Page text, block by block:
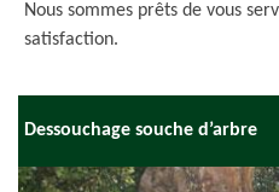
Nous sommes prêts de vous
satisfaction.
Dessouchage souche d’arbre